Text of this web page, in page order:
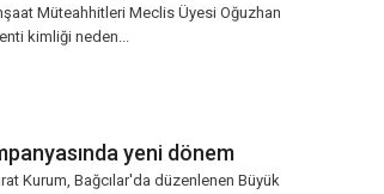
Müteahhitleri Meclis Üyesi Oğuzhan
kimliği neden...
yeni dönem
Kurum, Bağcılar'da düzenlenen Büyük